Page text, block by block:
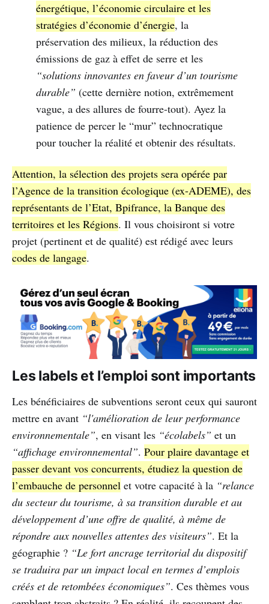
énergétique, l’économie circulaire et les
stratégies d’économie d’énergie, la
préservation des milieux, la réduction des
émissions de gaz à effet de serre et les
“solutions innovantes en faveur d’un tourisme
durable” (cette dernière notion, extrêmement
vague, a des allures de fourre-tout). Ayez la
patience de percer le “mur” technocratique
pour toucher la réalité et obtenir des résultats.
Attention, la sélection des projets sera opérée par
l’Agence de la transition écologique (ex-ADEME), des
représentants de l’Etat, Bpifrance, la Banque des
territoires et les Régions. Il vous choisiront si votre
projet (pertinent et de qualité) est rédigé avec leurs
codes de langage.
Les labels et l’emploi sont importants
Les bénéficiaires de subventions seront ceux qui sauront
mettre en avant “l'amélioration de leur performance
environnementale”, en visant les “écolabels” et un
“affichage environnemental”. Pour plaire davantage et
passer devant vos concurrents, étudiez la question de
l’embauche de personnel et votre capacité à la “relance
du secteur du tourisme, à sa transition durable et au
développement d’une offre de qualité, à même de
répondre aux nouvelles attentes des visiteurs”. Et la
géographie ? “Le fort ancrage territorial du dispositif
se traduira par un impact local en termes d’emplois
créés et de retombées économiques”. Ces thèmes vous